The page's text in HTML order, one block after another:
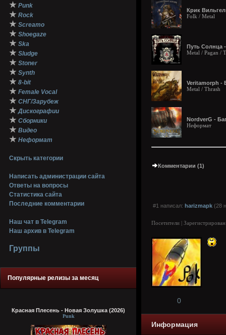
★ Punk
★ Rock
★ Screamo
★ Shoegaze
★ Ska
★ Sludge
★ Stoner
★ Synth
★ 8-bit
★ Female Vocal
★ СНГ/Зарубеж
★ Дискографии
★ Сборники
★ Видео
★ Неформат
Скрыть категории
Написать администрации сайта
Ответы на вопросы
Статистика сайта
Последние комментарии
Наш чат в Telegram
Наш архив в Telegram
Группы
Популярные релизы за месяц
Красная Плесень - Новая Золушка (2026)
Punk
Крик
Folk / Metal
Путь Солнца
Metal / Pagan /
Veritamorph -
Metal / Thrash
NordverG -
Неформат
Комментарии (1)
#1 написал: harizmapk (28
Посетители |
0
Информация